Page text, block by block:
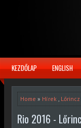
KEZDŐLAP ENGLISH
Home » Hírek ,
Rio 2016 -